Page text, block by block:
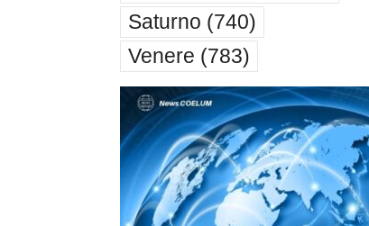
Saturno (740)
Venere (783)